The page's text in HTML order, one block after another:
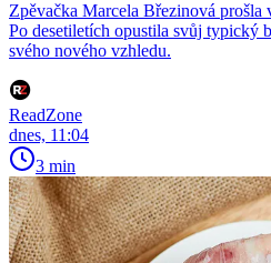
Zpěvačka Marcela Březinová
Po desetiletích opustila svůj typický
svého nového vzhledu.
ReadZone
dnes, 11:04
3 min